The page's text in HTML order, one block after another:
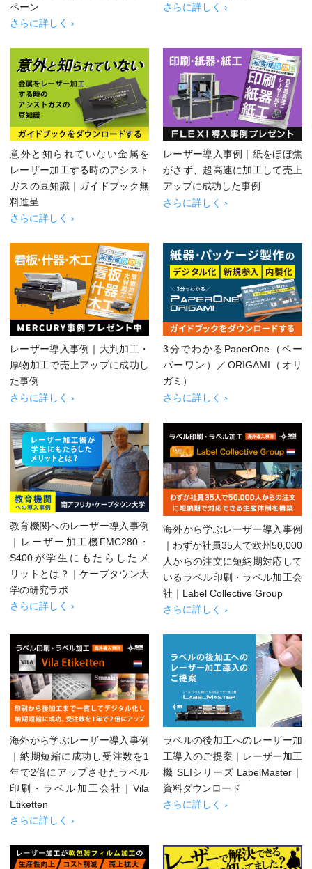
ペーン
さらに詳しく ›
さらに詳しく ›
意外と知られていない金属を
レーザー加工する時のアシスト
ガスの豆知識｜ガイドブック無
料進呈
さらに詳しく ›
レーザー導入事例｜紙をほぼ焦
がさず、超高速に加工して売上
アップに成功した事例
さらに詳しく ›
レーザー導入事例｜大判加工・
厚物加工で売上アップに成功し
た事例
さらに詳しく ›
3分でわかるPaperOne（ペー
パーワン）／ORIGAMI（オリ
ガミ）
さらに詳しく ›
教育機関へのレーザー導入事例
｜レーザー加工機FMC280・
S400が学生にもたらしたメ
リットとは？｜ケープタウン大
学の研究ラボ
さらに詳しく ›
海外から学ぶレーザー導入事例
｜わずか社員35人で欧州50,000
人からの注文に短納期対応して
いるラベル印刷・ラベル加工会
社｜Label Collective Group
さらに詳しく ›
海外から学ぶレーザー導入事例
｜納期短縮に成功し受注数を1
年で2倍にアップさせたラベル
印刷・ラベル加工会社｜Vila
Etiketten
さらに詳しく ›
ラベルの後加工へのレーザー加
工導入のご提案｜レーザー加工
機 SEIシリーズ LabelMaster｜
資料ダウンロード
さらに詳しく ›